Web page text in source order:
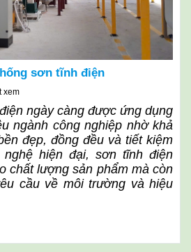
sơn tĩnh điện
xem
ngày càng được ứng dụng
ngành công nghiệp nhờ khả
đẹp, đồng đều và tiết kiệm
hiện đại, sơn tĩnh điện
chất lượng sản phẩm mà còn
cầu về môi trường và hiệu